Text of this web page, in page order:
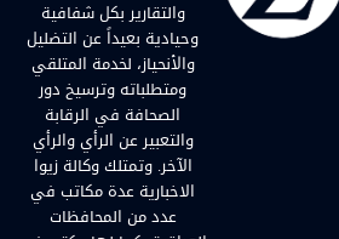
والتقارير بكل شفافية
وحيادية بعيداً عن التضليل
والأنحياز، لخدمة المتلقي
ومتطلباته وترسيخ دور
الصحافة في الرقابة
والتعبير عن الرأي والرأي
الآخر. وتمتلك وكالة زيوا
الاخبارية عدة مكاتب في
عدد من المحافظات